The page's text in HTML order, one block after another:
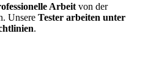
Arbeit von der
Unsere Tester arbeiten unter
.